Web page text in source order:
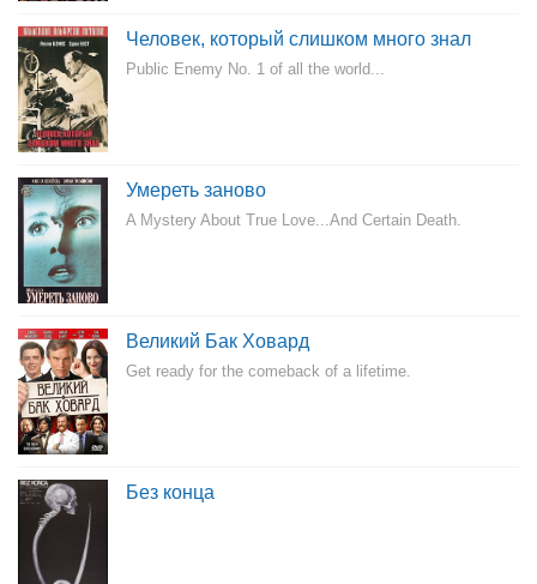
Человек, который слишком много знал
Public Enemy No. 1 of all the world...
Умереть заново
A Mystery About True Love...And Certain Death.
Великий Бак Ховард
Get ready for the comeback of a lifetime.
Без конца